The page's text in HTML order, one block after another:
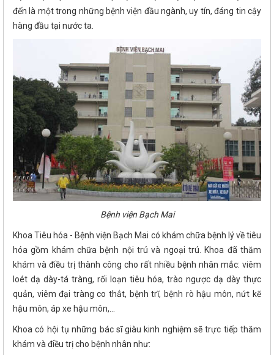
đến là một trong những bệnh viện đầu ngành, uy tín, đáng tin cậy
hàng đầu tại nước ta.
Bệnh viện Bạch Mai
Khoa Tiêu hóa - Bệnh viện Bạch Mai có khám chữa bệnh lý về tiêu
hóa gồm khám chữa bệnh nội trú và ngoại trú. Khoa đã thăm
khám và điều trị thành công cho rất nhiều bệnh nhân mắc: viêm
loét dạ dày-tá tràng, rối loạn tiêu hóa, trào ngược dạ dày thực
quản, viêm đại tràng co thắt, bệnh trĩ, bệnh rò hậu môn, nứt kẽ
hậu môn, áp xe hậu môn,...
Khoa có hội tụ những bác sĩ giàu kinh nghiệm sẽ trực tiếp thăm
khám và điều trị cho bệnh nhân như: